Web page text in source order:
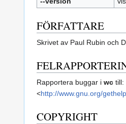
FÖRFATTARE
Skrivet av Paul Rubin och
Rapportera buggar i wc till:
<http://www.gnu.org/
COPYRIGHT